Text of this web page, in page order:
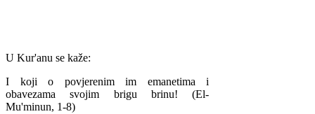
U Kur'anu se kaže:
I koji o povjerenim im emanetima i
obavezama svojim brigu brinu! (El-
Mu'minun, 1-8)